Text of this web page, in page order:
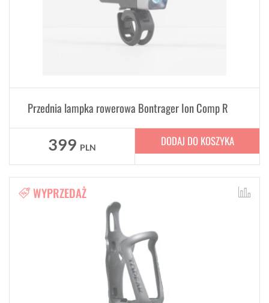
Przednia lampka rowerowa Bontrager Ion Comp R
399 PLN DODAJ DO KOSZYKA
WYPRZEDAŻ